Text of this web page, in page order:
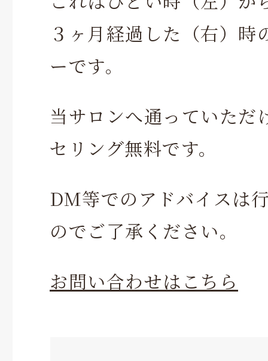
３ヶ月経過した（右）時
ーです。
当サロンへ通っていただ
セリング無料です。
DM等でのアドバイスは
のでご了承ください。
お問い合わせはこちら